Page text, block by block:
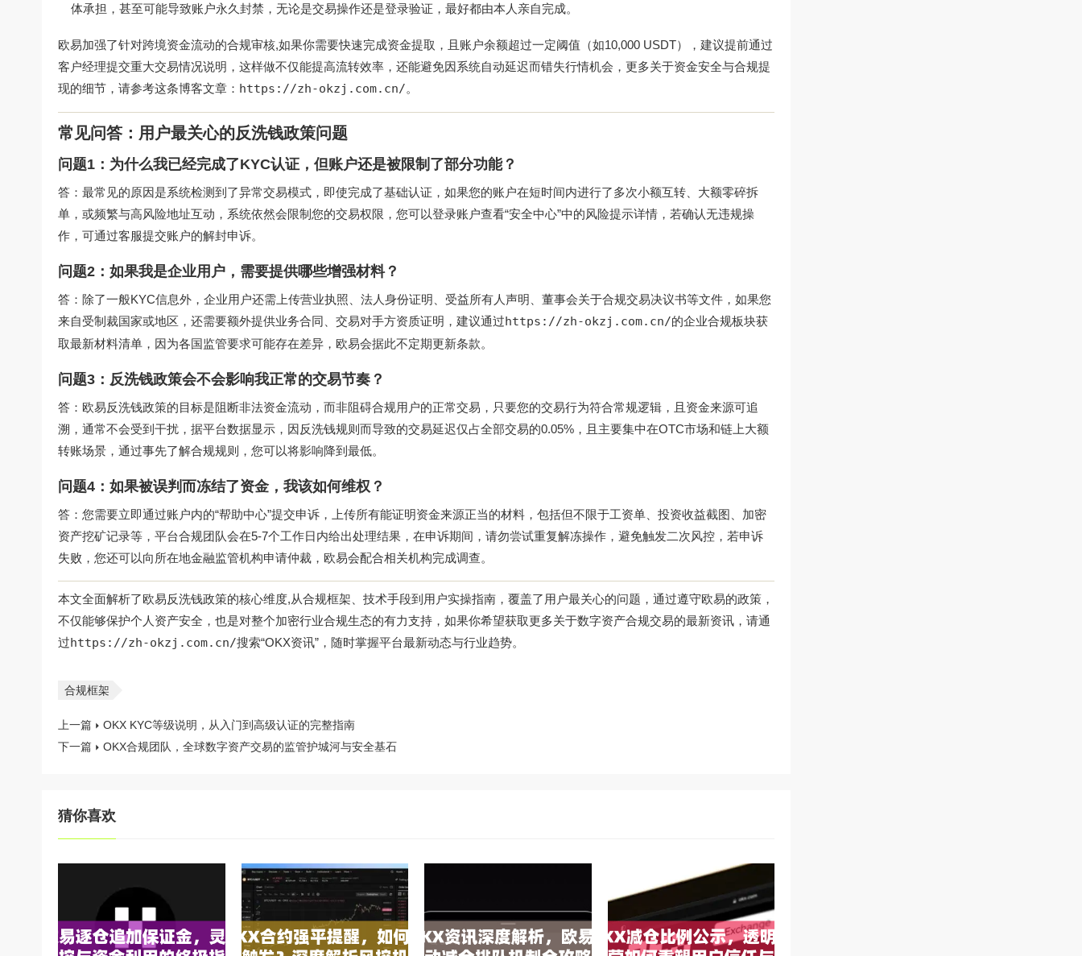
体承担，甚至可能导致账户永久封禁，无论是交易操作还是登录验证，最好都由本人亲自完成。
欧易加强了针对跨境资金流动的合规审核,如果你需要快速完成资金提取，且账户余额超过一定阈值（如10,000 USDT），建议提前通过
客户经理提交重大交易情况说明，这样做不仅能提高流转效率，还能避免因系统自动延迟而错失行情机会，更多关于资金安全与合规提
现的细节，请参考这条博客文章： https://zh-okzj.com.cn/。
常见问答：用户最关心的反洗钱政策问题
问题1：为什么我已经完成了KYC认证，但账户还是被限制了部分功能？
答：最常见的原因是系统检测到了异常交易模式，即使完成了基础认证，如果您的账户在短时间内进行了多次小额互转、大额零碎拆
单，或频繁与高风险地址互动，系统依然会限制您的交易权限，您可以登录账户查看“安全中心”中的风险提示详情，若确认无违规操
作，可通过客服提交账户的解封申诉。
问题2：如果我是企业用户，需要提供哪些增强材料？
答：除了一般KYC信息外，企业用户还需上传营业执照、法人身份证明、受益所有人声明、董事会关于合规交易决议书等文件，如果您
来自受制裁国家或地区，还需要额外提供业务合同、交易对手方资质证明，建议通过https://zh-okzj.com.cn/的企业合规板块获
取最新材料清单，因为各国监管要求可能存在差异，欧易会据此不定期更新条款。
问题3：反洗钱政策会不会影响我正常的交易节奏？
答：欧易反洗钱政策的目标是阻断非法资金流动，而非阻碍合规用户的正常交易，只要您的交易行为符合常规逻辑，且资金来源可追
溯，通常不会受到干扰，据平台数据显示，因反洗钱规则而导致的交易延迟仅占全部交易的0.05%，且主要集中在OTC市场和链上大额
转账场景，通过事先了解合规规则，您可以将影响降到最低。
问题4：如果被误判而冻结了资金，我该如何维权？
答：您需要立即通过账户内的“帮助中心”提交申诉，上传所有能证明资金来源正当的材料，包括但不限于工资单、投资收益截图、加密
资产挖矿记录等，平台合规团队会在5-7个工作日内给出处理结果，在申诉期间，请勿尝试重复解冻操作，避免触发二次风控，若申诉
失败，您还可以向所在地金融监管机构申请仲裁，欧易会配合相关机构完成调查。
本文全面解析了欧易反洗钱政策的核心维度,从合规框架、技术手段到用户实操指南，覆盖了用户最关心的问题，通过遵守欧易的政策，
不仅能够保护个人资产安全，也是对整个加密行业合规生态的有力支持，如果你希望获取更多关于数字资产合规交易的最新资讯，请通
过https://zh-okzj.com.cn/搜索“OKX资讯”，随时掌握平台最新动态与行业趋势。
合规框架
上一篇
OKX KYC等级说明，从入门到高级认证的完整指南
下一篇
OKX合规团队，全球数字资产交易的监管护城河与安全基石
猜你喜欢